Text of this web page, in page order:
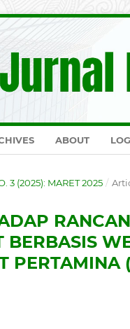
ABOUT
3 (2025): MARET 2025 /
BERBASIS
PERTAMINA